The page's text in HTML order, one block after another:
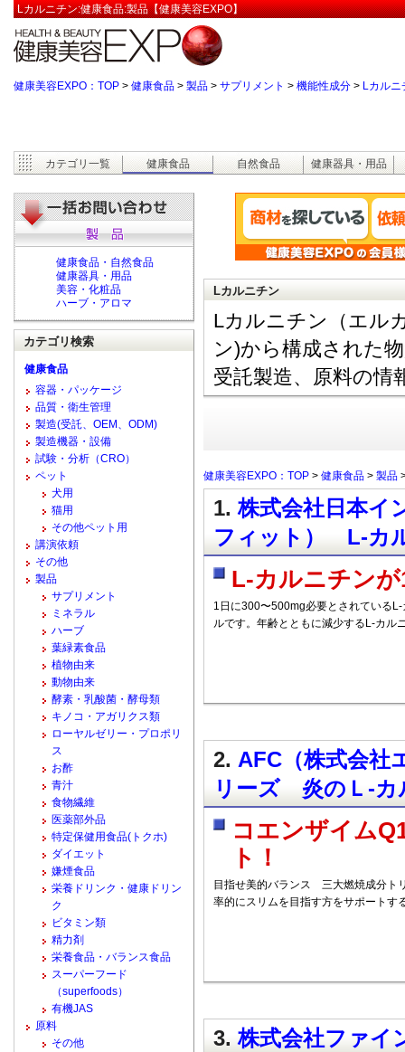
Lカルニチン:健康食品:製品【健康美容EXPO】
健康美容EXPO：TOP > 健康食品 > 製品 > サプリメント > 機能性成分 > Lカルニ
カテゴリ一覧 健康食品 自然食品 健康器具・用品
Lカルニチン
Lカルニチン（エル
ン)から構成された
受託製造、原料の情
健康美容EXPO：TOP > 健康食品 > 製品
1.株式会社日本イ
フィット） L-カ
L-カルニチン
1日に300〜500mg必要とされている
ルです。年齢とともに減少するL-カル
2. AFC（株式会社
リーズ 炎のＬ-カ
コエンザイム
ト！
目指せ美的バランス 三大燃焼成分ト
率的にスリムを目指す方をサポートす
3.株式会社ファイ
健康食品・自然食品
健康器具・用品
美容・化粧品
ハーブ・アロマ
カテゴリ検索
健康食品
容器・パッケージ
品質・衛生管理
製造(受託、OEM、ODM)
製造機器・設備
試験・分析（CRO）
ペット
犬用
猫用
その他ペット用
講演依頼
その他
製品
サプリメント
ミネラル
ハーブ
葉緑素食品
植物由来
動物由来
酵素・乳酸菌・酵母類
キノコ・アガリクス類
ローヤルゼリー・プロポリ
ス
お酢
青汁
食物繊維
医薬部外品
特定保健用食品(トクホ)
ダイエット
嫌煙食品
栄養ドリンク・健康ドリン
ク
ビタミン類
精力剤
栄養食品・バランス食品
スーパーフード
（superfoods）
有機JAS
原料
その他